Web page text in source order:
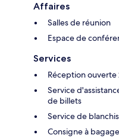
Affaires
Salles de réunion
Espace de
Services
Réception
Service
de billets
Service de
Consigne à